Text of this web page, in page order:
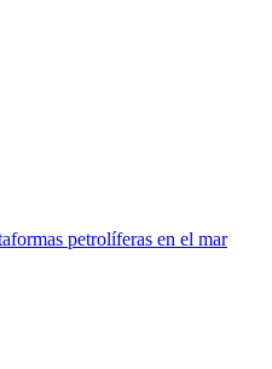
petrolíferas en el mar